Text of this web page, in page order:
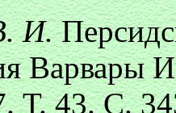
И.
Варвары
Т. 43. С.